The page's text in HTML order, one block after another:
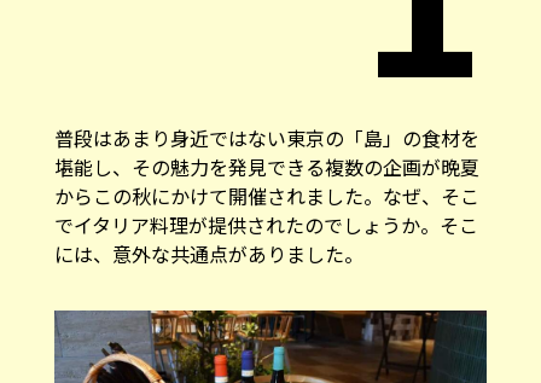
普段はあまり身近ではない東京の「島」の食材を
堪能し、その魅力を発見できる複数の企画が晩夏
からこの秋にかけて開催されました。なぜ、そこ
でイタリア料理が提供されたのでしょうか。そこ
には、意外な共通点がありました。